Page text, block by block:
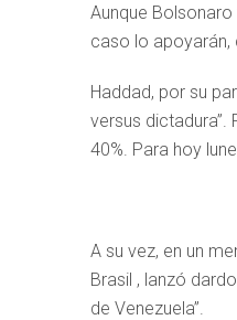
Aunque
caso lo
Haddad, por su
versus
40%. Para hoy
A su vez, en un
Brasil , lanzó
de Venezuela”.